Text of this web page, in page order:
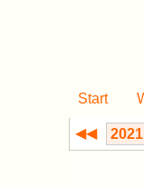
Start
◀◀